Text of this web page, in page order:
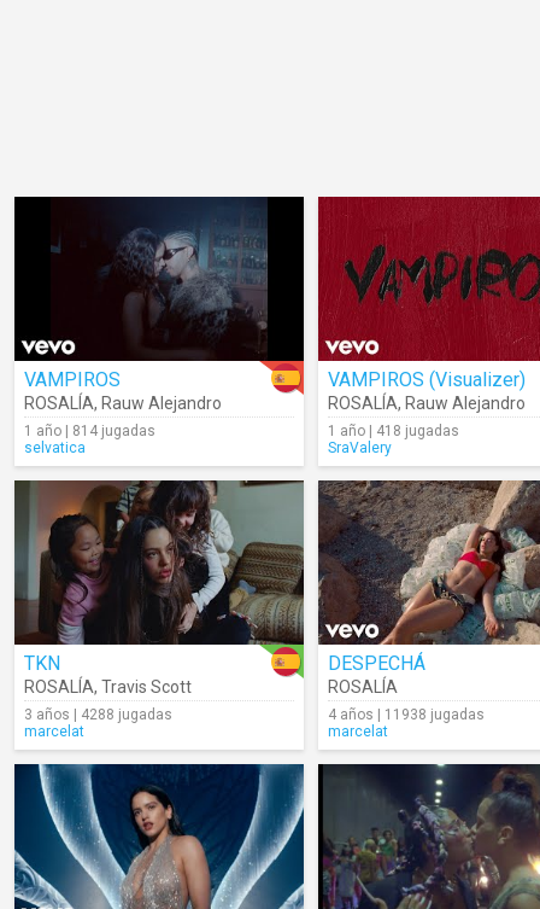
VAMPIROS
ROSALÍA, Rauw Alejandro
1 año | 814 jugadas
selvatica
VAMPIROS (Visualizer)
ROSALÍA, Rauw Alejandro
1 año | 418 jugadas
SraValery
TKN
ROSALÍA, Travis Scott
3 años | 4288 jugadas
marcelat
DESPECHÁ
ROSALÍA
4 años | 11938 jugadas
marcelat